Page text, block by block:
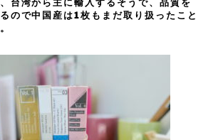
ので中国産は1枚もまだ取り扱ったこと